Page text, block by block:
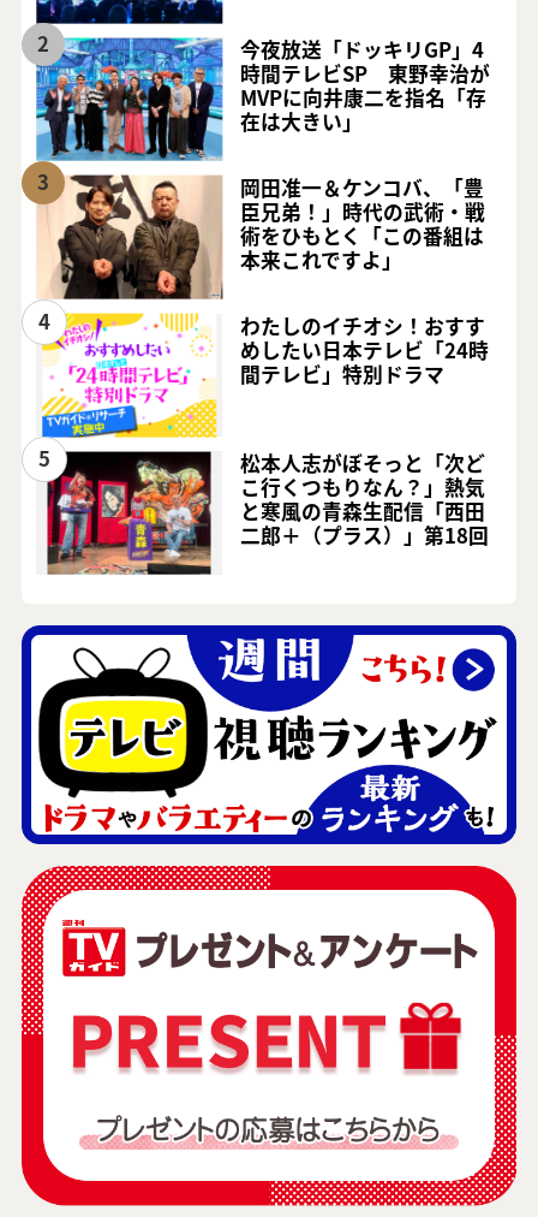
2
今夜放送「ドッキリGP」4
時間テレビSP 東野幸治が
MVPに向井康二を指名「存
在は大きい」
3
岡田准一＆ケンコバ、「豊
臣兄弟！」時代の武術・戦
術をひもとく「この番組は
本来これですよ」
4
わたしのイチオシ！おすす
めしたい日本テレビ「24時
間テレビ」特別ドラマ
5
松本人志がぼそっと「次ど
こ行くつもりなん？」熱気
と寒風の青森生配信「西田
二郎＋（プラス）」第18回